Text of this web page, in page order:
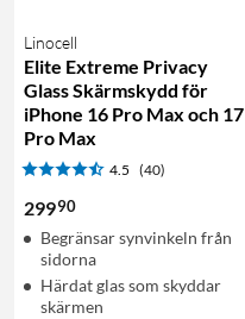
Linocell
Elite Extreme Privacy
Glass Skärmskydd för
iPhone 16 Pro Max och 17
Pro Max
4.5 (40)
29990
Begränsar synvinkeln från
sidorna
Härdat glas som skyddar
skärmen